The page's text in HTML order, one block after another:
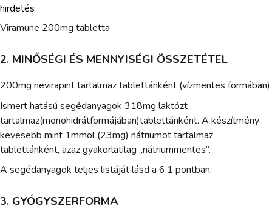
hirdetés
Viramune 200mg tabletta
2. MINŐSÉGI ÉS MENNYISÉGI ÖSSZETÉTEL
200mg nevirapint tartalmaz tablettánként (vízmentes formában).
Ismert hatású segédanyagok 318mg laktózt
tartalmaz(monohidrátformájában)tablettánként. A készítmény
kevesebb mint 1mmol (23mg) nátriumot tartalmaz
tablettánként, azaz gyakorlatilag „nátriummentes”.
A segédanyagok teljes listáját lásd a 6.1 pontban.
3. GYÓGYSZERFORMA